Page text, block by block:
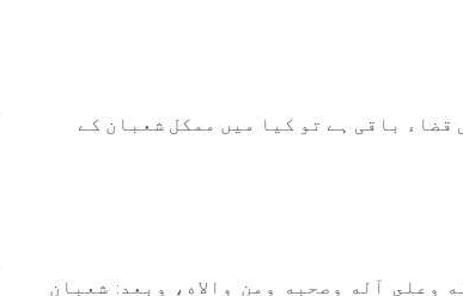
باقی ہے تو کیا میں ممکل شعبان کے
وعلى آله وصحبه ومن والاه، وبعد: شعبان